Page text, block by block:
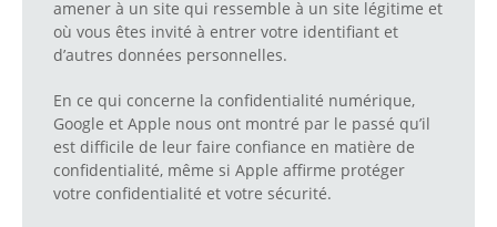
amener à un site qui ressemble à un site légitime et
où vous êtes invité à entrer votre identifiant et
d’autres données personnelles.
En ce qui concerne la confidentialité numérique,
Google et Apple nous ont montré par le passé qu’il
est difficile de leur faire confiance en matière de
confidentialité, même si Apple affirme protéger
votre confidentialité et votre sécurité.